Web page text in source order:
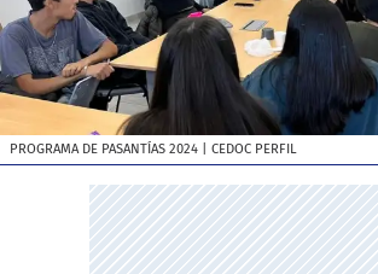
PROGRAMA DE PASANTÍAS 2024 | CEDOC PERFIL